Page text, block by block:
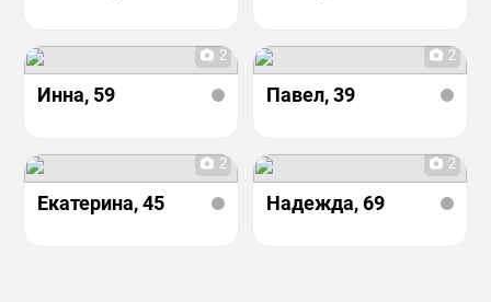
2
Инна, 59
2
Павел, 39
2
Екатерина, 45
2
Надежда, 69